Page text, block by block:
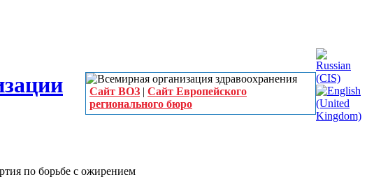
Сайт ВОЗ | Сайт Европейского
регионального бюро
по борьбе с ожирением